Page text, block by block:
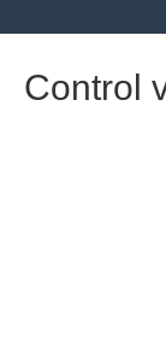
Control